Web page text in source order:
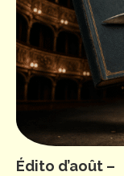
Édito d’août –